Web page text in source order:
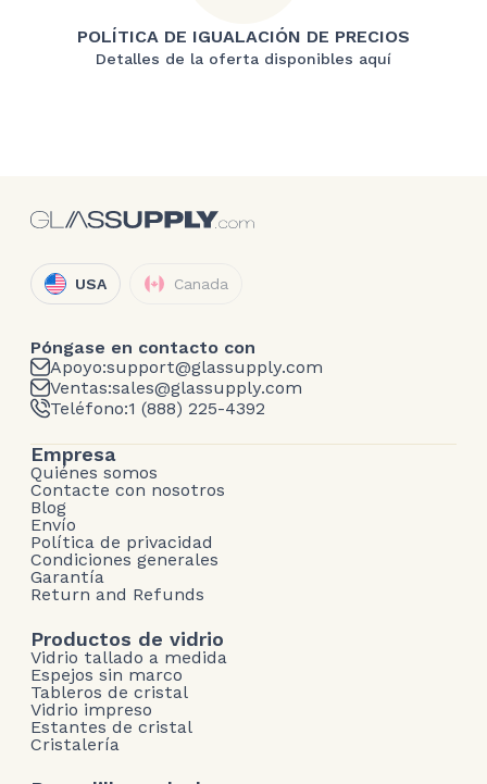
POLÍTICA DE IGUALACIÓN DE PRECIOS
Detalles de la oferta disponibles aquí
USA Canada
Póngase en contacto con
Apoyo:support@glassupply.com
Ventas:sales@glassupply.com
Teléfono:1 (888) 225-4392
Empresa
Quiénes somos
Contacte con nosotros
Blog
Envío
Política de privacidad
Condiciones generales
Garantía
Return and Refunds
Productos de vidrio
Vidrio tallado a medida
Espejos sin marco
Tableros de cristal
Vidrio impreso
Estantes de cristal
Cristalería